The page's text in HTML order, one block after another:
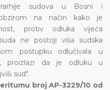
sudova u Bosni i
na način kako je
protiv odluka vijeća
ne postoji viša sudska
postupku odlučivala u
proizlazi da je odluku u
sud".
broj AP-3229/10 od